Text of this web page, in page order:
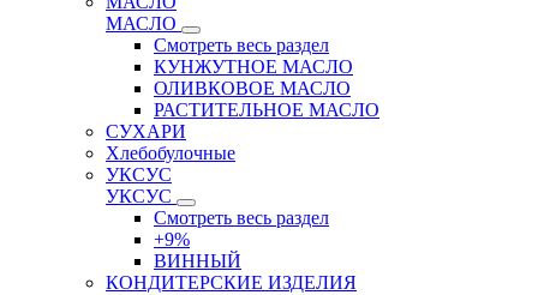
МАСЛО
Смотреть весь раздел
КУНЖУТНОЕ МАСЛО
ОЛИВКОВОЕ МАСЛО
РАСТИТЕЛЬНОЕ МАСЛО
СУХАРИ
Хлебобулочные
УКСУС
УКСУС
Смотреть весь раздел
+9%
ВИННЫЙ
КОНДИТЕРСКИЕ ИЗДЕЛИЯ